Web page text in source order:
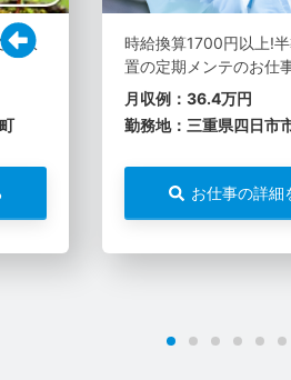
月収
時給換算1700円以上!
置の定期メンテのお仕
月収例：36.4万円
勤務地：三重県四日市
お仕事の詳細